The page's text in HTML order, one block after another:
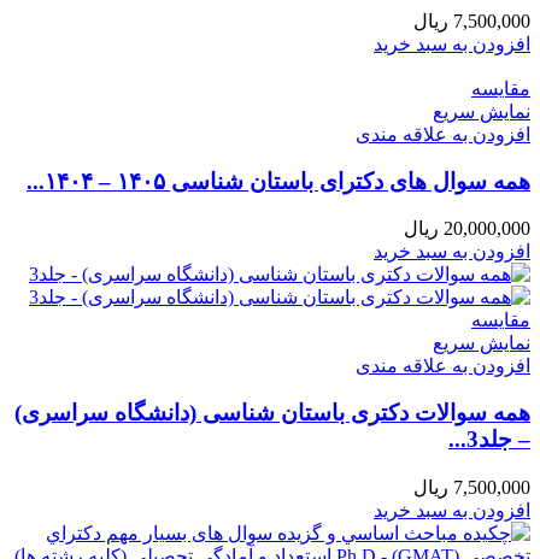
7,500,000 ریال
افزودن به سبد خرید
مقايسه
نمایش سریع
افزودن به علاقه مندی
همه سوال های دکترای باستان شناسی ۱۴۰۵ – ۱۴۰۴...
20,000,000 ریال
افزودن به سبد خرید
مقايسه
نمایش سریع
افزودن به علاقه مندی
همه سوالات دکتری باستان شناسی (دانشگاه سراسری)
– جلد3...
7,500,000 ریال
افزودن به سبد خرید